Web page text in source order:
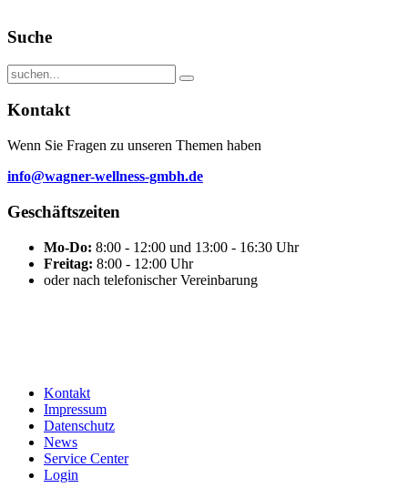
Suche
Kontakt
Wenn Sie Fragen zu unseren Themen haben
info@wagner-wellness-gmbh.de
Geschäftszeiten
Mo-Do: 8:00 - 12:00 und 13:00 - 16:30 Uhr
Freitag: 8:00 - 12:00 Uhr
oder nach telefonischer Vereinbarung
Kontakt
Impressum
Datenschutz
News
Service Center
Login